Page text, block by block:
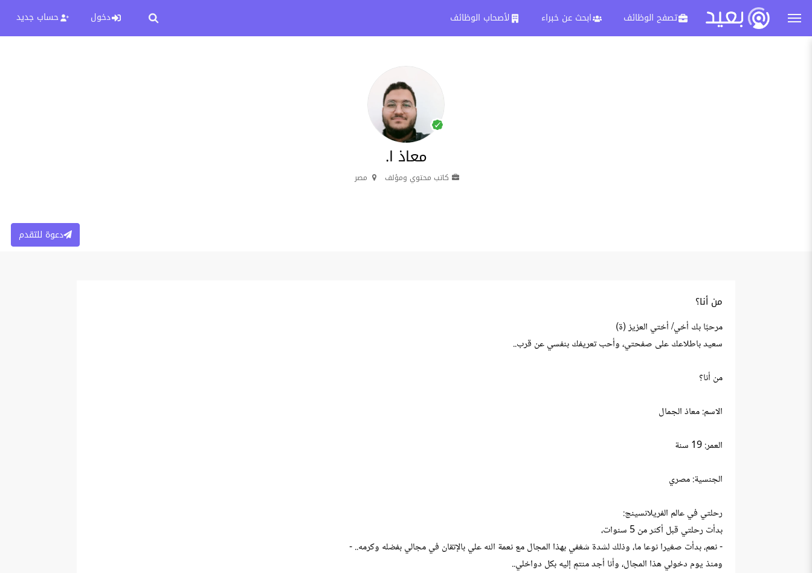
تصفح الوظائف ابحث عن خبراء لأصحاب الوظائف دخول حساب جديد
معاذ ا.
كاتب محتوي ومؤلف مصر
دعوة للتقدم
من أنا؟
مرحبًا بك أخي/ أختي العزيز (ة)
سعيد باطلاعك على صفحتي، وأحب تعريفك بنفسي عن قرب..
من أنا؟
الاسم: معاذ الجمال
العمر: 19 سنة
الجنسية: مصري
رحلتي في عالم الفريلانسينج:
بدأت رحلتي قبل أكثر من 5 سنوات،
- نعم، بدأت صغيرا نوعا ما، وذلك لشدة شغفي بهذا المجال مع نعمة الله علي بالإتقان في مجالي بفضله وكرمه.. -
ومنذ يوم دخولي هذا المجال، وأنا أجد منتمٍ إليه بكل دواخلي..